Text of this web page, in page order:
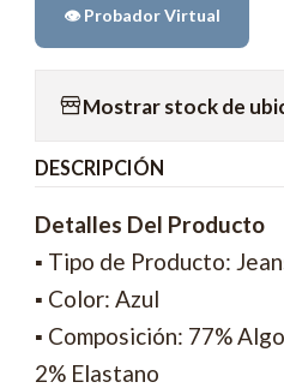
👁️ Probador Virtual
Mostrar stock de
DESCRIPCIÓN
Detalles Del Producto
▪ Tipo de Producto:
▪ Color: Azul
▪ Composición: 77%
2% Elastano